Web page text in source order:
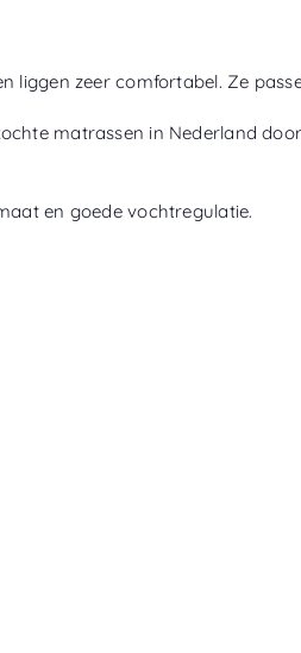
liggen zeer comfortabel. Ze
matrassen in Nederland
en goede vochtregulatie.